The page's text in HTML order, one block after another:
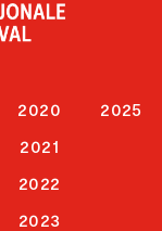
2020
2021
2022
2023
2025